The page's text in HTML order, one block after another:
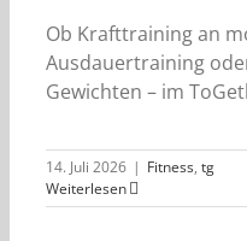
Ob Krafttraining an
Ausdauertraining
Gewichten – im
14. Juli 2026 | Fitness, tg
Weiterlesen